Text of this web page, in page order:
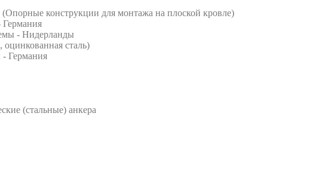
конструкции для монтажа на плоской кровле)
- Нидерланды
сталь)
Германия
(стальные) анкера